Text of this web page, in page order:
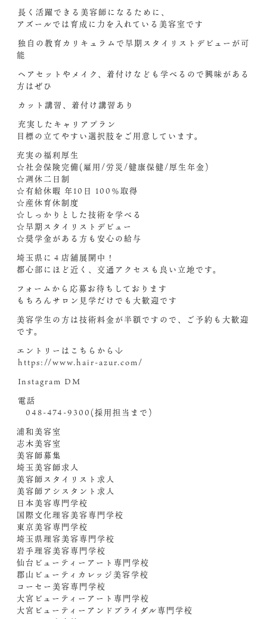
︎長く活躍できる美容師になるために、
アズールでは育成に力を入れている美容室です
︎独自の教育カリキュラムで早期スタイリストデビューが可
能︎
︎ヘアセットやメイク、着付けなども学べるので興味がある
方はぜひ
︎カット講習、着付け講習あり︎
︎充実したキャリアプラン
目標の立てやすい選択肢をご用意しています。
充実の福利厚生
☆社会保険完備(雇用/労災/健康保健/厚生年金)
☆週休二日制
☆有給休暇 年10日 100％取得
☆産休育休制度
☆しっかりとした技術を学べる
☆早期スタイリストデビュー
☆奨学金がある方も安心の給与
埼玉県に４店舗展開中！
都心部にほど近く、交通アクセスも良い立地です。
フォームから応募お待ちしております
もちろんサロン見学だけでも大歓迎です
美容学生の方は技術料金が半額ですので、ご予約も大歓迎
です。
エントリーはこちらから↓
︎https://www.hair-azur.com/
︎Instagram DM
︎電話
048-474-9300(採用担当まで)
浦和美容室
志木美容室
美容師募集
埼玉美容師求人
美容師スタイリスト求人
美容師アシスタント求人
日本美容専門学校
国際文化理容美容専門学校
東京美容専門学校
埼玉県理容美容専門学校
岩手理容美容専門学校
仙台ビューティーアート専門学校
郡山ビューティカレッジ美容学校
コーセー美容専門学校
大宮ビューティーアート専門学校
大宮ビューティーアンドブライダル専門学校